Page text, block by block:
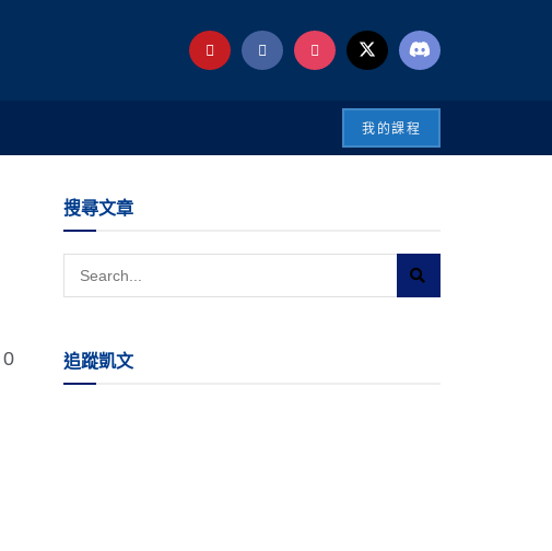
我的課程
0
搜尋文章
追蹤凱文